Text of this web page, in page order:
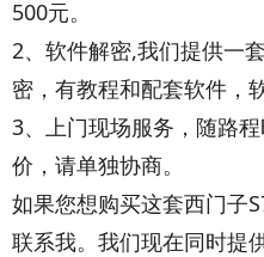
500元。
2、软件解密,我们提供一
密，有教程和配套软件，
3、上门现场服务，随路
价，请单独协商。
如果您想购买这套西门子
联系我。我们现在同时提